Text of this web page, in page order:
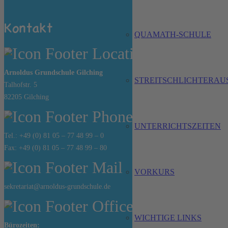
QUAMATH-SCHULE
UNTERRICHTSZEITEN
VORKURS
WICHTIGE LINKS
Kontakt
Arnoldus Grundschule Gilching
Talhofstr. 5
82205 Gilching
Tel.: +49 (0) 81 05 – 77 48 99 – 0
Fax: +49 (0) 81 05 – 77 48 99 – 80
sekretariat@arnoldus-grundschule.de
Bürozeiten: